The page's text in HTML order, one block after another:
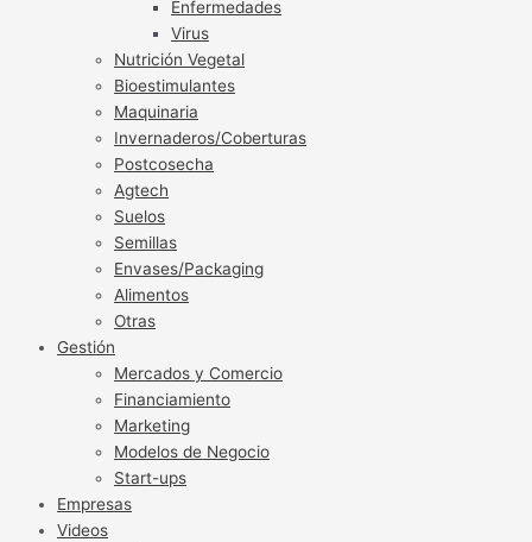
Enfermedades
Virus
Nutrición Vegetal
Bioestimulantes
Maquinaria
Invernaderos/Coberturas
Postcosecha
Agtech
Suelos
Semillas
Envases/Packaging
Alimentos
Otras
Gestión
Mercados y Comercio
Financiamiento
Marketing
Modelos de Negocio
Start-ups
Empresas
Videos